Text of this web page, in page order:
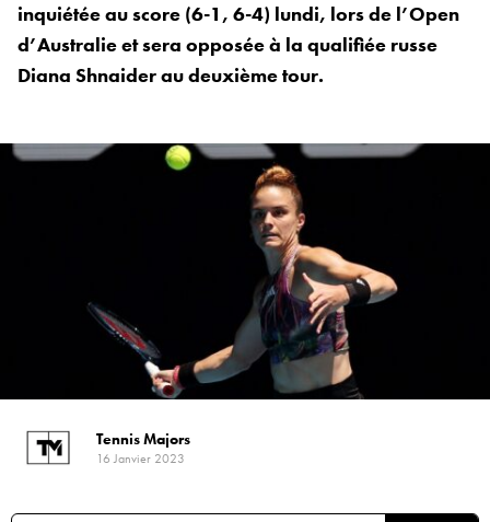
inquiétée au score (6-1, 6-4) lundi, lors de l’Open
d’Australie et sera opposée à la qualifiée russe
Diana Shnaider au deuxième tour.
Tennis Majors
16 Janvier 2023